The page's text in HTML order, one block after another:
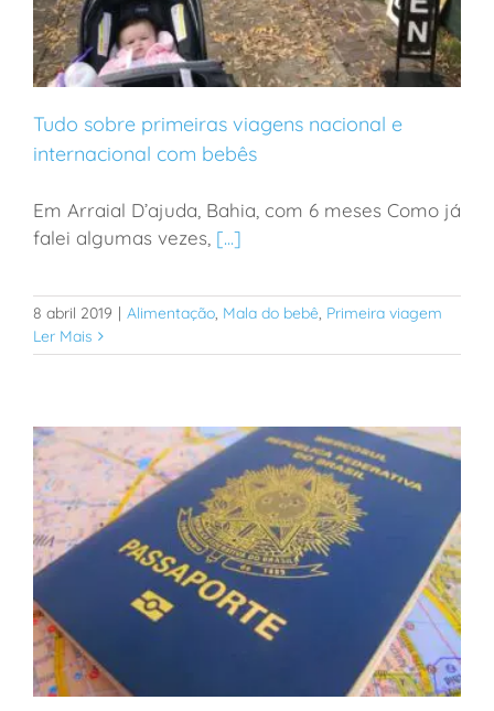
Tudo sobre primeiras viagens nacional e
internacional com bebês
Tudo sobre primeiras viagens nacional e
internacional com bebês
Em Arraial D’ajuda, Bahia, com 6 meses Como já
falei algumas vezes, [...]
8 abril 2019 | Alimentação, Mala do bebê, Primeira viagem
Ler Mais